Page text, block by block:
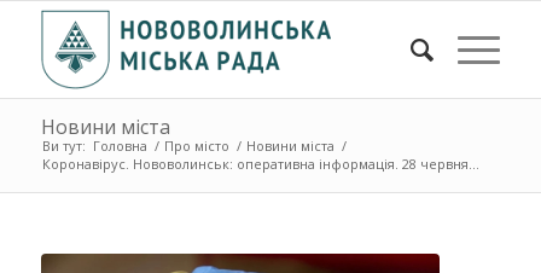
Новини міста
Ви тут: Головна / Про місто / Новини міста /
Коронавірус. Нововолинськ: оперативна інформація. 28 червня...